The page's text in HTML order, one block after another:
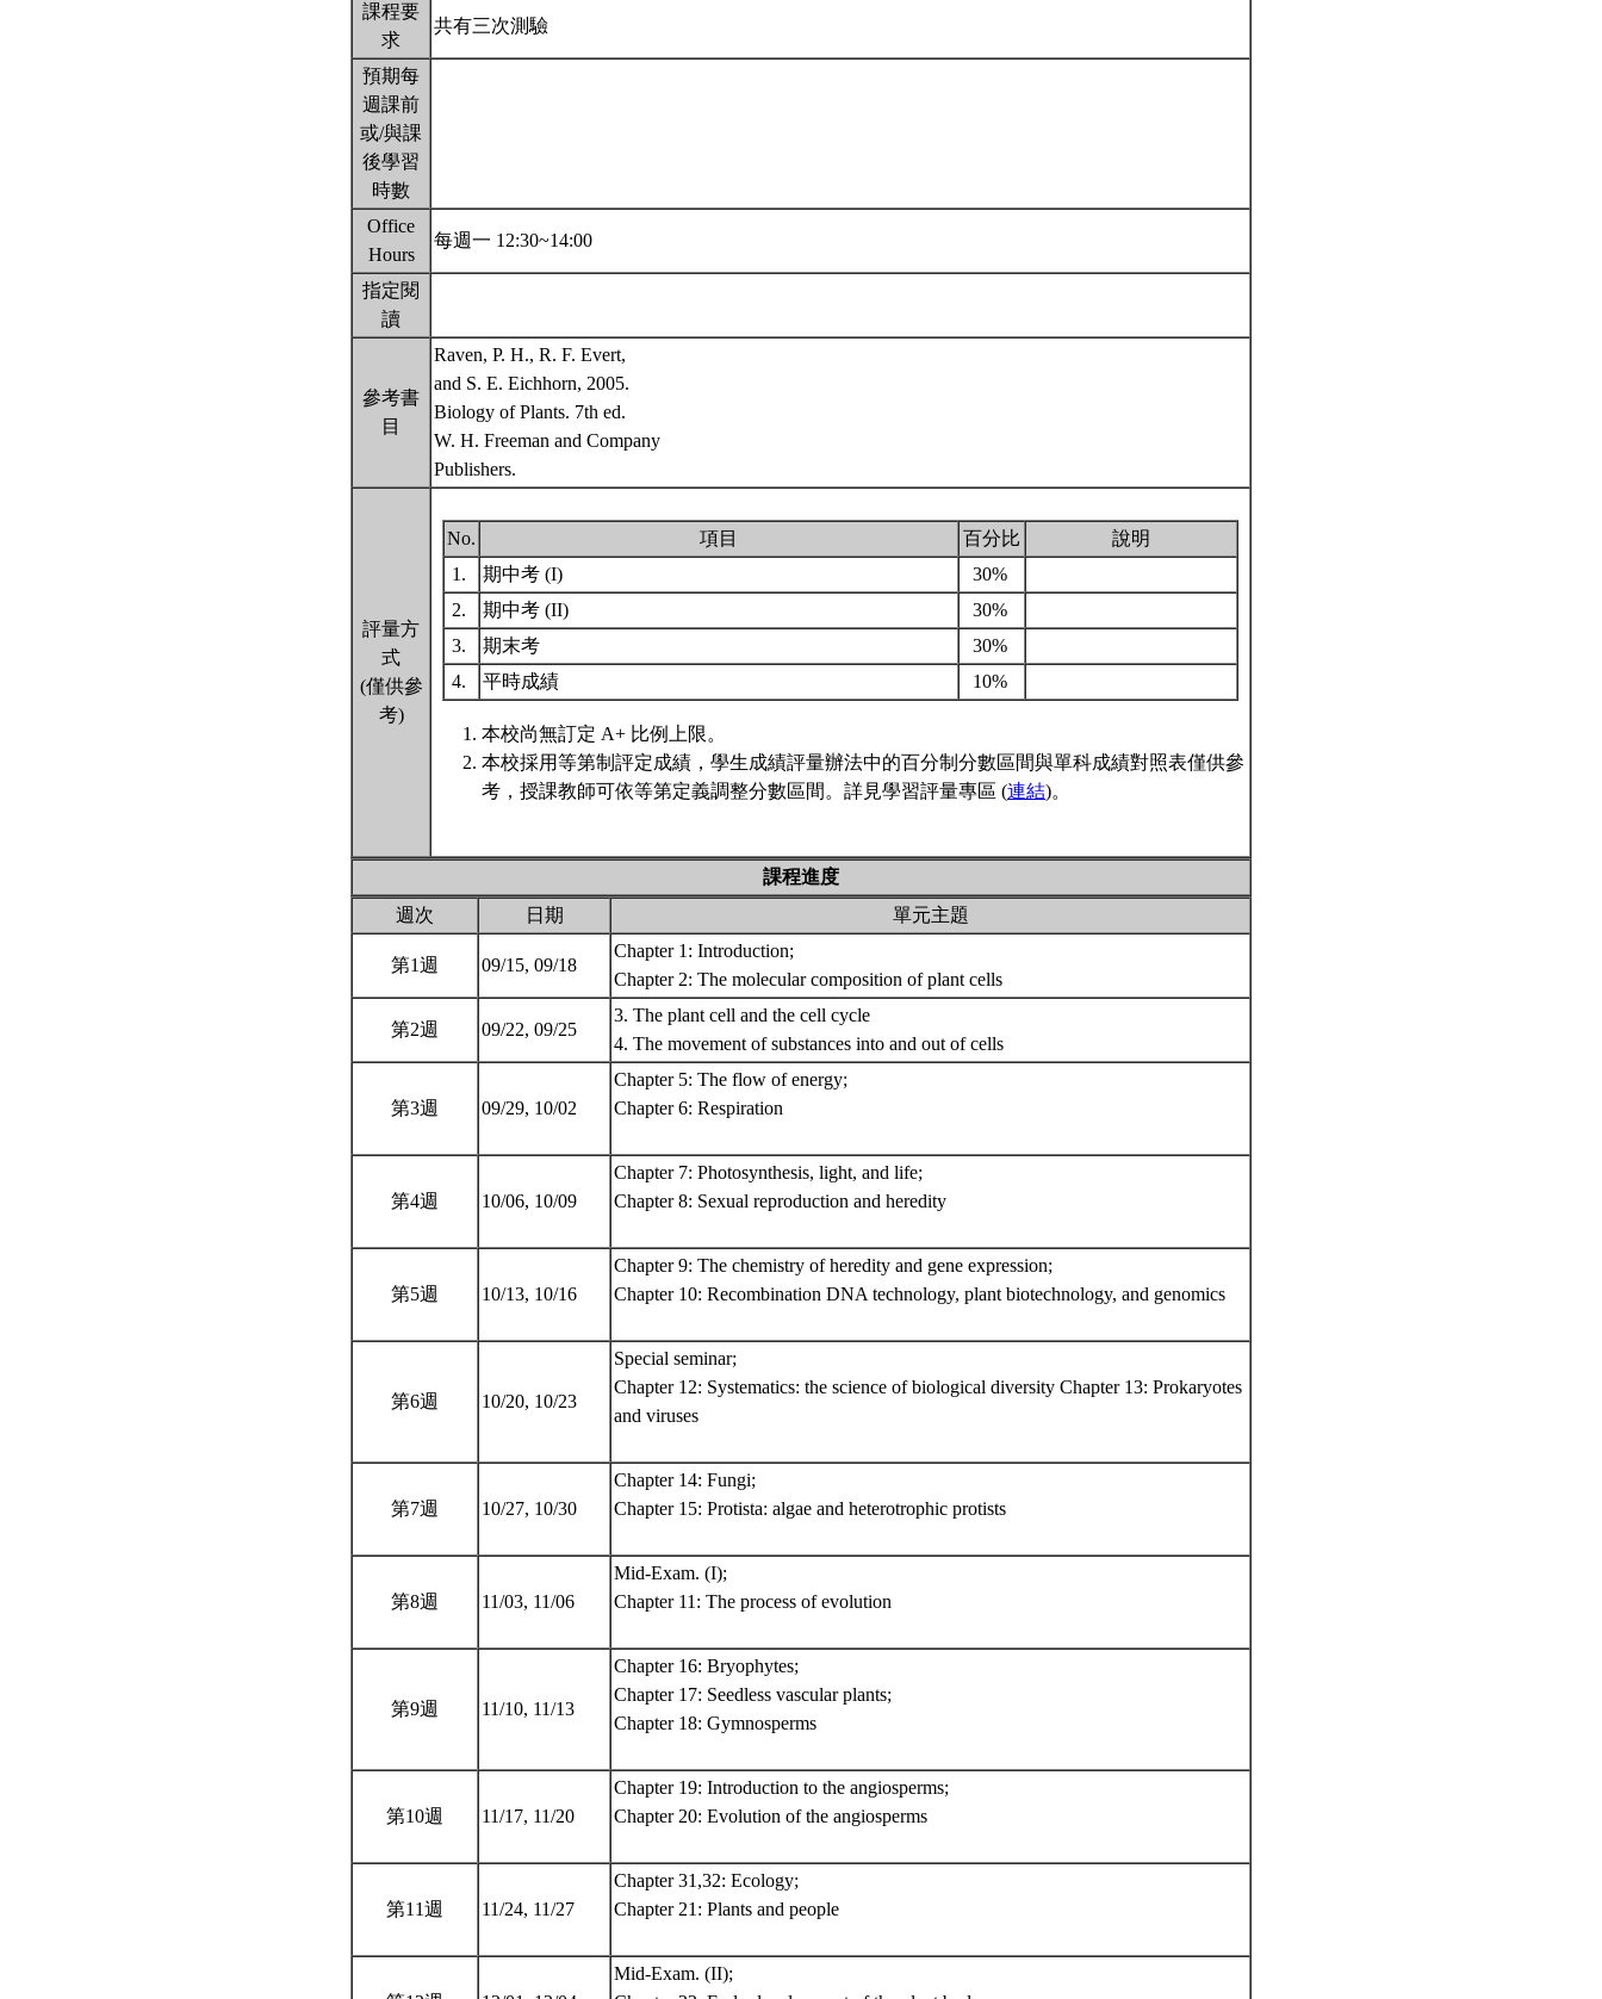
課程要
求
共有三次測驗
預期每
週課前
或/與課
後學習
時數
Office
Hours
每週一 12:30~14:00
指定閱
讀
參考書
目
Raven, P. H., R. F. Evert,
and S. E. Eichhorn, 2005.
Biology of Plants. 7th ed.
W. H. Freeman and Company
Publishers.
評量方
式
(僅供參
考)
No. 項目 百分比
說明
1.
期中考 (I)
30%
2.
期中考 (II)
30%
3.
期末考
30%
4.
平時成績 10%
本校尚無訂定 A+ 比例上限。
本校採用等第制評定成績，學生成績評量辦法中的百分制分數區間與單科成績對照表僅供參
考，授課教師可依等第定義調整分數區間。詳見學習評量專區 (連結)。
課程進度
週次
日期 單元主題
第1週 09/15, 09/18
Chapter 1: Introduction;
Chapter 2: The molecular composition of plant cells
第2週 09/22, 09/25
3. The plant cell and the cell cycle
4. The movement of substances into and out of cells
第3週 09/29, 10/02
Chapter 5: The flow of energy;
Chapter 6: Respiration
第4週 10/06, 10/09
Chapter 7: Photosynthesis, light, and life;
Chapter 8: Sexual reproduction and heredity
第5週 10/13, 10/16
Chapter 9: The chemistry of heredity and gene expression;
Chapter 10: Recombination DNA technology, plant biotechnology, and genomics
第6週 10/20, 10/23
Special seminar;
Chapter 12: Systematics: the science of biological diversity Chapter 13: Prokaryotes
and viruses
第7週 10/27, 10/30
Chapter 14: Fungi;
Chapter 15: Protista: algae and heterotrophic protists
第8週 11/03, 11/06
Mid-Exam. (I);
Chapter 11: The process of evolution
第9週 11/10, 11/13
Chapter 16: Bryophytes;
Chapter 17: Seedless vascular plants;
Chapter 18: Gymnosperms
第10週 11/17, 11/20
Chapter 19: Introduction to the angiosperms;
Chapter 20: Evolution of the angiosperms
第11週 11/24, 11/27
Chapter 31,32: Ecology;
Chapter 21: Plants and people
Mid-Exam. (II);